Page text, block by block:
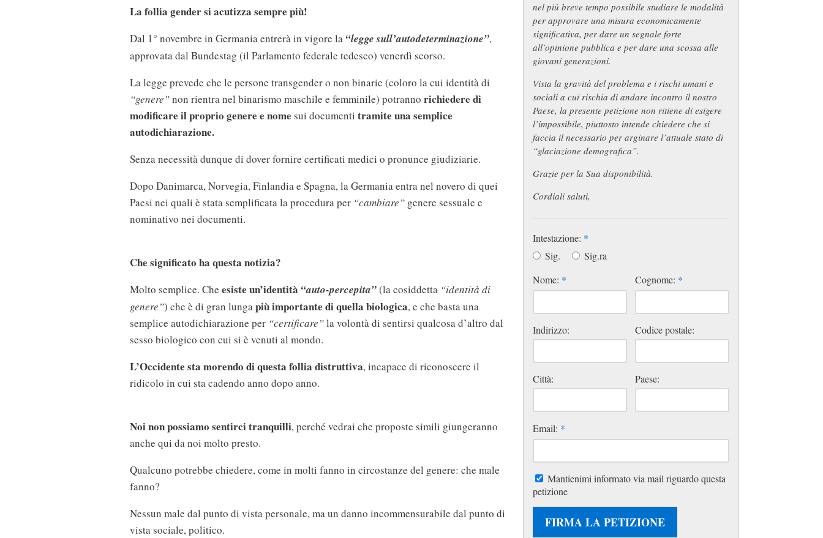
La follia gender si acutizza sempre più!
Dal 1° novembre in Germania entrerà in vigore la “legge sull’autodeterminazione”,
approvata dal Bundestag (il Parlamento federale tedesco) venerdì scorso.
La legge prevede che le persone transgender o non binarie (coloro la cui identità di
“genere”non rientra nel binarismo maschile e femminile) potranno richiedere di
modificare il proprio genere e nome sui documenti tramite una semplice
autodichiarazione.
Senza necessità dunque di dover fornire certificati medici o pronunce giudiziarie.
Dopo Danimarca, Norvegia, Finlandia e Spagna, la Germania entra nel novero di quei
Paesi nei quali è stata semplificata la procedura per “cambiare”genere sessuale e
nominativo nei documenti.
Che significato ha questa notizia?
Molto semplice. Che esiste un’identità “auto-percepita”(la cosiddetta “identità di
genere”) che è di gran lungapiù importante di quella biologica, e che basta una
semplice autodichiarazione per “certificare”la volontà di sentirsi qualcosa d’altro dal
sesso biologico con cui si è venuti al mondo.
L’Occidente sta morendo di questa follia distruttiva, incapace di riconoscere il
ridicolo in cui sta cadendo anno dopo anno.
Noi non possiamo sentirci tranquilli, perché vedrai che proposte simili giungeranno
anche qui da noi molto presto.
Qualcuno potrebbe chiedere, come in molti fanno in circostanze del genere: che male
fanno?
Nessun male dal punto di vista personale, ma un danno incommensurabile dal punto di
vista sociale, politico.
nel più breve tempo possibile studiare le modalità
per approvare una misura economicamente
significativa, per dare un segnale forte
all’opinione pubblica e per dare una scossa alle
giovani generazioni.
Vista la gravità del problema e i rischi umani e
sociali a cui rischia di andare incontro il nostro
Paese, la presente petizione non ritiene di esigere
l’impossibile, piuttosto intende chiedere che si
faccia il necessario per arginare l’attuale stato di
“glaciazione demografica”.
Grazie per la Sua disponibilità.
Cordiali saluti,
Intestazione: *
Sig.
Sig.ra
Nome: * Cognome: *
Indirizzo: Codice postale:
Città: Paese:
Email: *
Mantienimi informato via mail riguardo questa
petizione
FIRMA LA PETIZIONE